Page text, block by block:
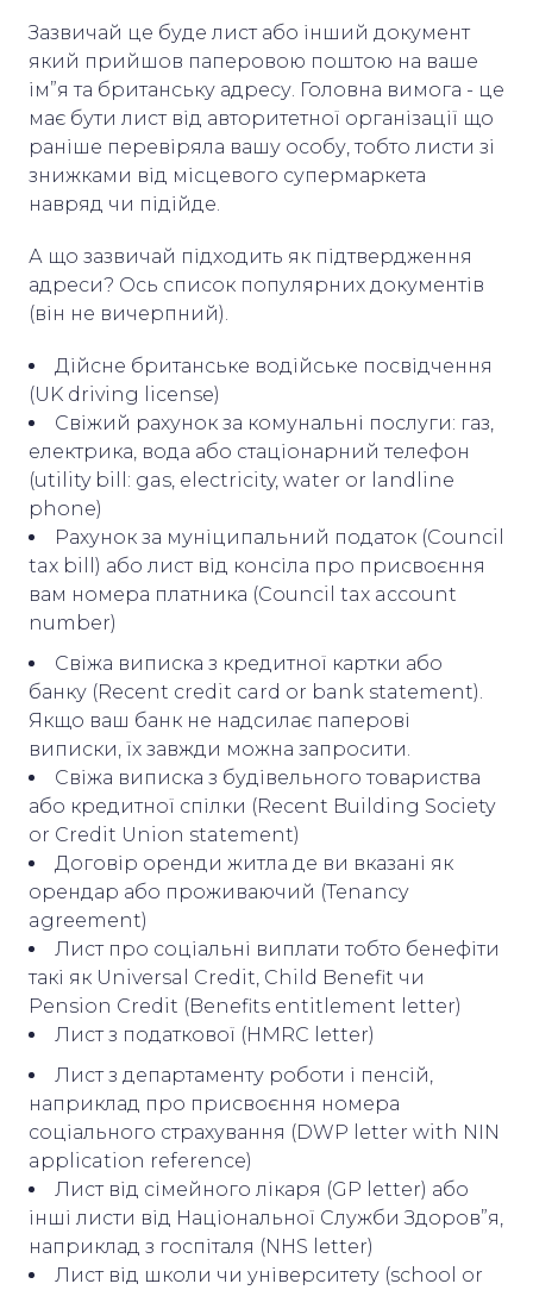
Зазвичай це буде лист або інший документ
який прийшов паперовою поштою на ваше
ім”я та британську адресу. Головна вимога - це
має бути лист від авторитетної організації що
раніше перевіряла вашу особу, тобто листи зі
знижками від місцевого супермаркета
навряд чи підійде.
А що зазвичай підходить як підтвердження
адреси? Ось список популярних документів
(він не вичерпний).
Дійсне британське водійське посвідчення
(UK driving license)
Свіжий рахунок за комунальні послуги: газ,
електрика, вода або стаціонарний телефон
(utility bill: gas, electricity, water or landline
phone)
Рахунок за муніципальний податок (Council
tax bill) або лист від консіла про присвоєння
вам номера платника (Council tax account
number)
Свіжа виписка з кредитної картки або
банку (Recent credit card or bank statement).
Якщо ваш банк не надсилає паперові
виписки, їх завжди можна запросити.
Свіжа виписка з будівельного товариства
або кредитної спілки (Recent Building Society
or Credit Union statement)
Договір оренди житла де ви вказані як
орендар або проживаючий (Tenancy
agreement)
Лист про соціальні виплати тобто бенефіти
такі як Universal Credit, Child Benefit чи
Pension Credit (Benefits entitlement letter)
Лист з податкової (HMRC letter)
Лист з департаменту роботи і пенсій,
наприклад про присвоєння номера
соціального страхування (DWP letter with NIN
application reference)
Лист від сімейного лікаря (GP letter) або
інші листи від Національної Служби Здоров”я,
наприклад з госпіталя (NHS letter)
Лист від школи чи університету (school or